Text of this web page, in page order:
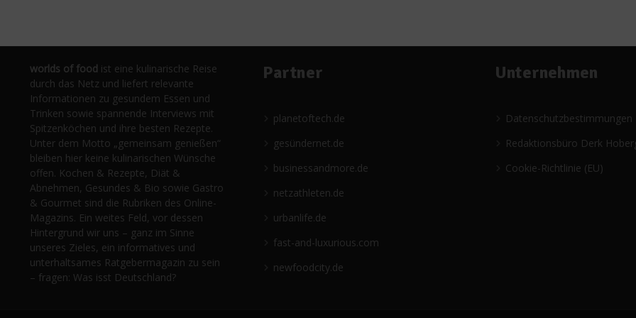
worlds of food ist eine kulinarische Reise
durch das Netz und liefert relevante
Informationen zu gesundem Essen und
Trinken sowie spannende Interviews mit
Spitzenköchen und ihre besten Rezepte.
Unter dem Motto „gemeinsam genießen“
bleiben hier keine kulinarischen Wünsche
offen. Kochen & Rezepte, Diät &
Abnehmen, Gesundes & Bio sowie Gastro
& Gourmet sind die Rubriken des Online-
Magazins. Ein weites Feld, vor dessen
Hintergrund wir uns – ganz im Sinne
unseres Zieles, ein informatives und
unterhaltsames Ratgebermagazin zu sein
– fragen: Was isst Deutschland?
Partner
planetoftech.de
gesündernet.de
businessandmore.de
netzathleten.de
urbanlife.de
fast-and-luxurious.com
newfoodcity.de
Unternehmen
Datenschutzbestimmungen
Redaktionsbüro Derk
Cookie-Richtlinie (EU)